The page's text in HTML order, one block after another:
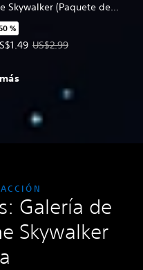
original: US$14.99.
Skywalker (Paquete de
de Andor)
%
de la oferta: US$1.49.
US$2.99
Galería de
Skywalker